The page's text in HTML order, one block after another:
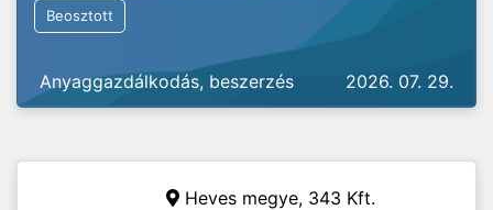
Beosztott
Anyaggazdálkodás, beszerzés 2026. 07. 29.
Heves megye, 343 Kft.